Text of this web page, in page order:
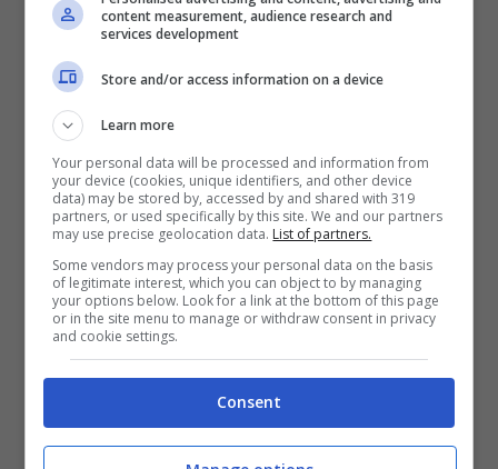
quando lo incontrerò nello spogliatoio
dichiarato senza mezzi termini Kyrgios ai
microfoni di
avrà voluto intendere con “ ospitale
“, però,
non è chiaro. Quel che è certo è che la
vicendaClostebol,con la doppia positività
riscontrata in Jannik nel periodo diIndian
Wells, ha colpito profondamente il tennista
australiano, decisamente poco diplomatico
nel giudizio di questa situazione.
content measurement, audience research and
services development
Store and/or access information on a device
Learn more
Your personal data will be processed and information from
your device (cookies, unique identifiers, and other device
data) may be stored by, accessed by and shared with 319
partners, or used specifically by this site. We and our partners
may use precise geolocation data. List of partners.
Some vendors may process your personal data on the basis
of legitimate interest, which you can object to by managing
your options below. Look for a link at the bottom of this page
or in the site menu to manage or withdraw consent in privacy
and cookie settings.
Consent